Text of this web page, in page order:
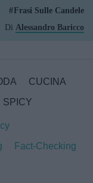
Frasi Sulle Candele
Di Alessandro Baricco
CUCINA
SPICY
Fact-Checking